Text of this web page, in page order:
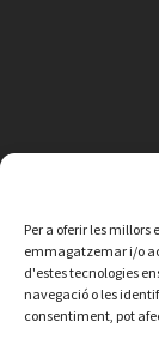
Per a oferir les millors
emmagatzemar i/o
d'estes tecnologies
navegació o les
consentiment, pot